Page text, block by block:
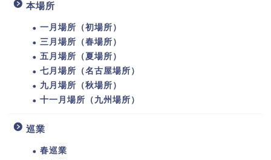
本場所
一月場所（初場所）
三月場所（春場所）
五月場所（夏場所）
七月場所（名古屋場所）
九月場所（秋場所）
十一月場所（九州場所）
巡業
春巡業